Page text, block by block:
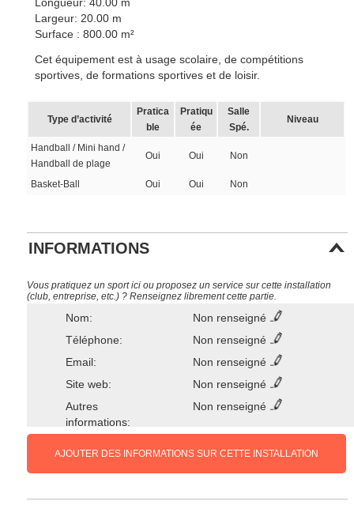
Largeur: 20.00 m
Surface : 800.00 m²
Cet équipement est à usage scolaire, de compétitions
sportives, de formations sportives et de loisir.
Type d’activité
Pratica
ble
Pratiqu
ée
Salle
Spé.
Niveau
Handball / Mini hand /
Handball de plage
Oui Oui Non
Basket-Ball Oui Oui Non
INFORMATIONS
Vous pratiquez un sport ici ou proposez un service sur cette installation
(club, entreprise, etc.) ? Renseignez librement cette partie.
Nom:
Non renseigné
Téléphone:
Non renseigné
Email:
Non renseigné
Site web:
Non renseigné
Autres
informations:
Non renseigné
AJOUTER DES INFORMATIONS SUR CETTE INSTALLATION